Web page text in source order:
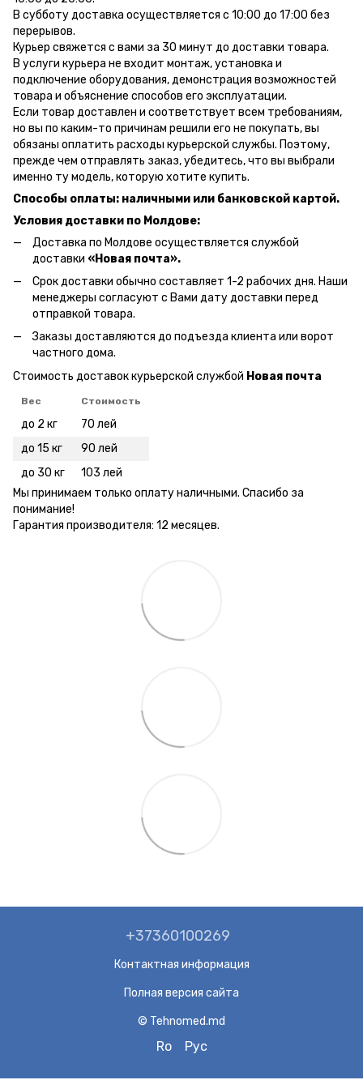
В субботу доставка осуществляется с 10:00 до 17:00 без
перерывов.
Курьер свяжется с вами за 30 минут до доставки товара.
В услуги курьера не входит монтаж, установка и
подключение оборудования, демонстрация возможностей
товара и объяснение способов его эксплуатации.
Если товар доставлен и соответствует всем требованиям,
но вы по каким-то причинам решили его не покупать, вы
обязаны оплатить расходы курьерской службы. Поэтому,
прежде чем отправлять заказ, убедитесь, что вы выбрали
именно ту модель, которую хотите купить.
Способы оплаты: наличными или банковской картой.
Условия доставки по Молдове:
Доставка по Молдове осуществляется службой
доставки «Новая почта».
Срок доставки обычно составляет 1-2 рабочих дня. Наши
менеджеры согласуют с Вами дату доставки перед
отправкой товара.
Заказы доставляются до подъезда клиента или ворот
частного дома.
Стоимость доставок курьерской службой Новая почта
Вес Стоимость
до 2 кг
70 лей
до 15 кг
90 лей
до 30 кг
103 лей
Мы принимаем только оплату наличными. Спасибо за
понимание!
Гарантия производителя: 12 месяцев.
+37360100269
Контактная информация
Полная версия сайта
© Tehnomed.md
Ro Рус